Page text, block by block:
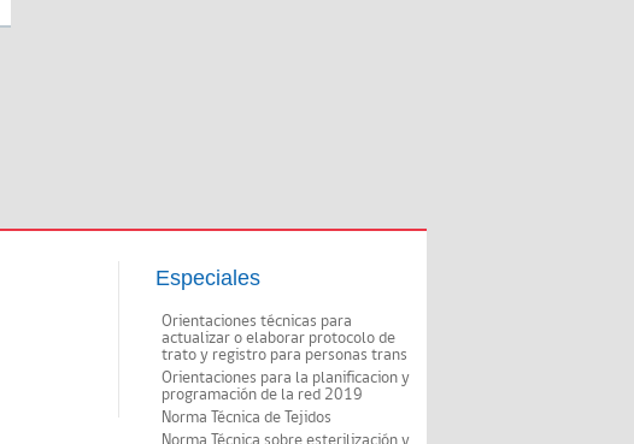
Especiales
Orientaciones técnicas para
actualizar o elaborar protocolo de
trato y registro para personas trans
Orientaciones para la planificacion y
programación de la red 2019
Norma Técnica de Tejidos